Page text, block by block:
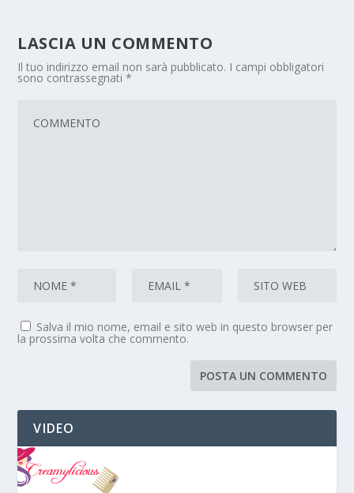
LASCIA UN COMMENTO
Il tuo indirizzo email non sarà pubblicato. I campi obbligatori
sono contrassegnati*
Salva il mio nome, email e sito web in questo browser per
la prossima volta che commento.
VIDEO